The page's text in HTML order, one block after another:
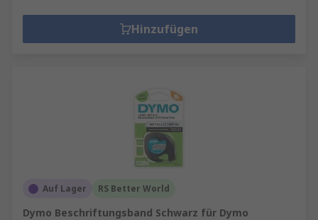
Hinzufügen
Auf Lager RS Better World
Dymo Beschriftungsband Schwarz für Dymo